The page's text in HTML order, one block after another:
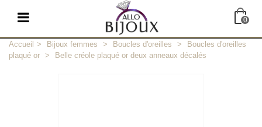
0
Accueil > Bijoux femmes > Boucles d'oreilles >
Boucles d'oreilles
plaqué or > Belle créole plaqué or deux anneaux décalés